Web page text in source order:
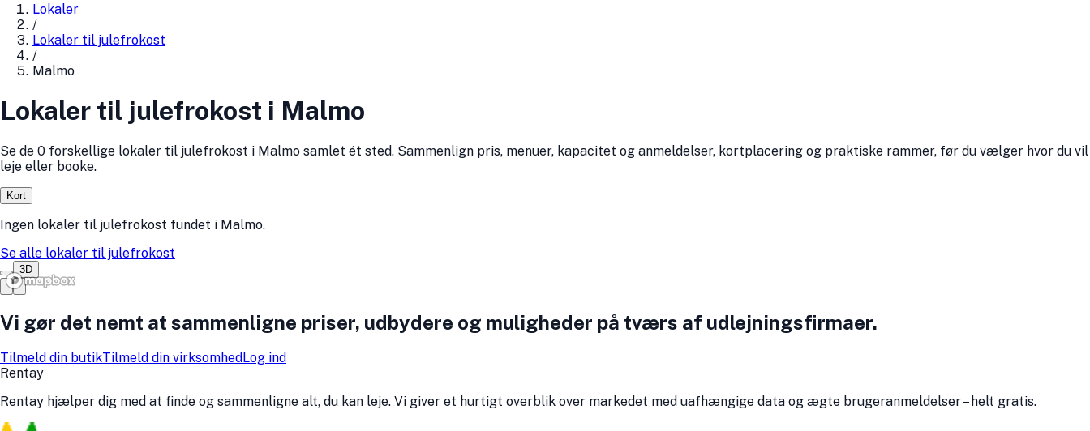
Lokaler
/
Lokaler til julefrokost
/
Malmo
Lokaler til julefrokost i Malmo
Se de 0 forskellige lokaler til julefrokost i Malmo samlet ét sted. Sammenlign pris, menuer, kapacitet og anmeldelser, kortplacering og praktiske rammer, før du vælger hvor du vil
leje eller booke.
Kort
Ingen lokaler til julefrokost fundet i Malmo.
Se alle lokaler til julefrokost
3D
Vi gør det nemt at sammenligne priser, udbydere og muligheder på tværs af udlejningsfirmaer.
Tilmeld din butikTilmeld din virksomhedLog ind
Rentay
Rentay hjælper dig med at finde og sammenligne alt, du kan leje. Vi giver et hurtigt overblik over markedet med uafhængige data og ægte bruger­anmeldelser – helt gratis.